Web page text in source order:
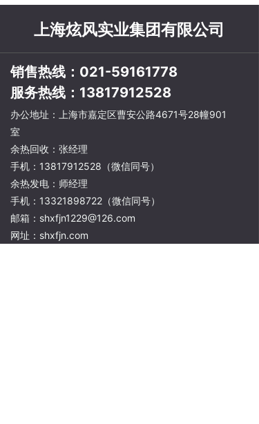
办公地址：上海市嘉定区曹安公路4671号28幢901
室
余热回收：张经理
手机：13817912528（微信同号）
余热发电：师经理
手机：13321898722（微信同号）
邮箱：shxfjn1229@126.com
网址：shxfjn.com
销售热线：021-59161778
服务热线：13817912528
上海炫风实业集团有限公司